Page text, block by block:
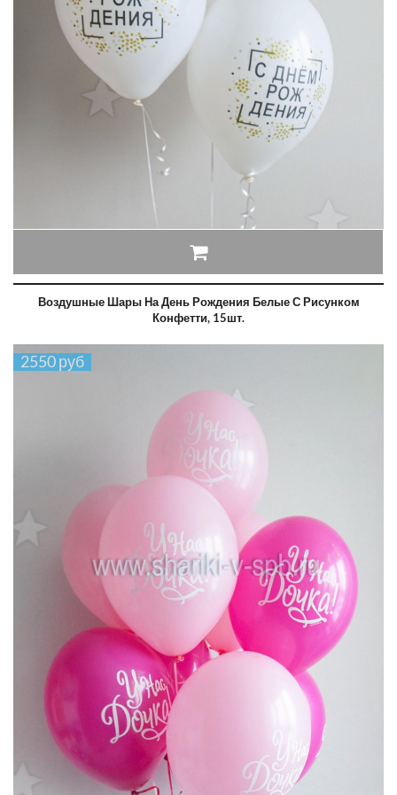
Воздушные Шары На День Рождения Белые С Рисунком
Конфетти, 15шт.
2550 руб